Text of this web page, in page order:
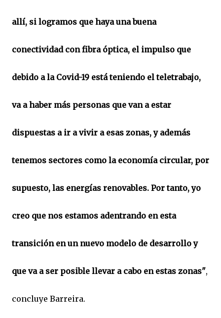
allí, si logramos que haya una buena
conectividad con fibra óptica, el impulso que
debido a la Covid-19 está teniendo el teletrabajo,
va a haber más personas que van a estar
dispuestas a ir a vivir a esas zonas, y además
tenemos sectores como la economía circular, por
supuesto, las energías renovables. Por tanto, yo
creo que nos estamos adentrando en esta
transición en un nuevo modelo de desarrollo y
que va a ser posible llevar a cabo en estas zonas",
concluye Barreira.